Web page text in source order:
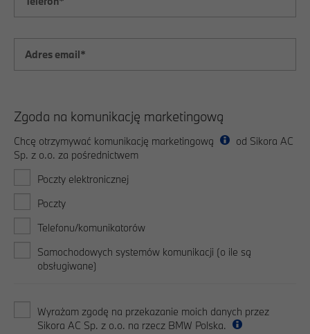
Zgoda na komunikację marketingową
Chcę otrzymywać komunikację marketingową
od Sikora AC
Sp. z o.o. za pośrednictwem
Poczty elektronicznej
Poczty
Telefonu/komunikatorów
Samochodowych systemów komunikacji (o ile są
obsługiwane)
Wyrażam zgodę na przekazanie moich danych przez
Sikora AC Sp. z o.o. na rzecz BMW Polska.